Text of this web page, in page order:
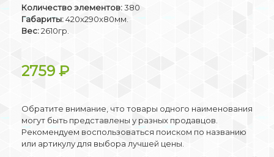
Количество элементов:380
Габариты:420x290x80мм.
Вес:2610гр.
2759 ₽
Обратите внимание, что товары одного наименования
могут быть представлены у разных продавцов.
Рекомендуем воспользоваться поиском по названию
или артикулу для выбора лучшей цены.